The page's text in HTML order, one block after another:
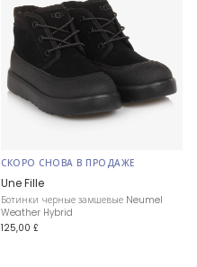
СКОРО СНОВА В ПРОДАЖЕ
Une Fille
Ботинки черные замшевые Neumel
Weather Hybrid
125,00 £